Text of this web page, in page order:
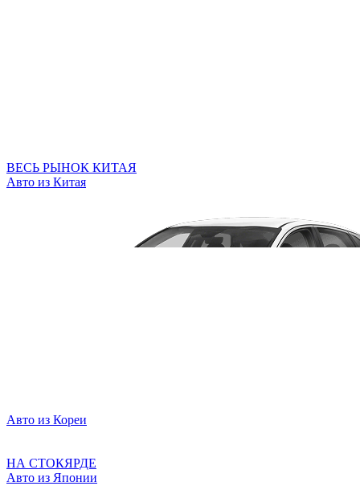
ВЕСЬ РЫНОК КИТАЯ
Авто из Китая
Авто из Кореи
НА СТОКЯРДЕ
Авто из Японии